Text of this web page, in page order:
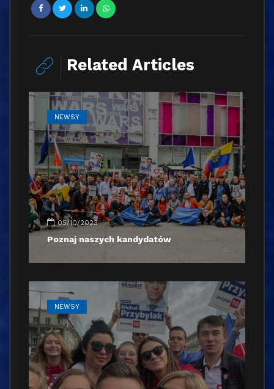
Related Articles
NEWSY
05/10/2023
Poznaj naszych kandydatów
NEWSY